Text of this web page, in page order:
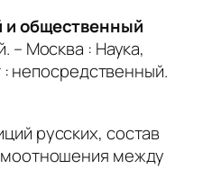
и общественный
– Москва : Наука,
: непосредственный.
русских, состав
между